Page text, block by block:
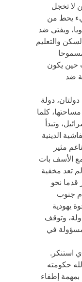
لا تخجل
يحط من
ويفتي ضد
والتعليم
حين يكون
ضد
دولة
كلما
وتبدأ
الدينية
مثير
مع الأسف بات
تعد مخفية
قدما نحو
جنوب
يهودية
وتوقف
في
استنكر.
حكومته
بمهمة إطفاء